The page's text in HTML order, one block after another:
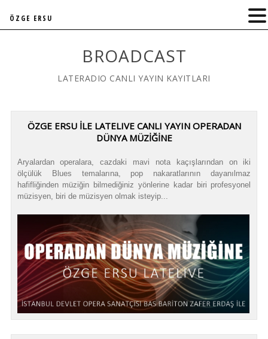
BROADCAST
LATERADIO CANLI YAYIN KAYITLARI
ÖZGE ERSU İLE LATELIVE CANLI YAYIN OPERADAN
DÜNYA MÜZİĞİNE
Aryalardan operalara, cazdaki mavi nota kaçışlarından on iki
ölçülük Blues temalarına, pop nakaratlarının dayanılmaz
hafifliğinden müziğin bilmediğiniz yönlerine kadar biri profesyonel
müzisyen, biri de müzisyen olmak isteyip...
ÖZGE ERSU